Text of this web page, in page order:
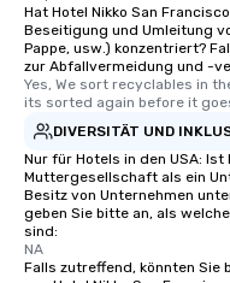
Hat Hotel Nikko San
Beseitigung und Umleitung
Pappe, usw.) konzentriert?
zur Abfallvermeidung und -
Yes, We sort recyclables in
its sorted again before it
DIVERSITÄT UND
Nur für Hotels in den USA:
Muttergesellschaft als ein
Besitz von Unternehmen
geben Sie bitte an, als
sind:
NA
Falls zutreffend, könnten Sie